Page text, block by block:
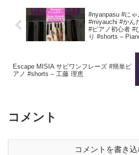
#nyanpasu #に
#miyauchi #かん
#ピアノ初心者 #
り #shorts –
Escape MISIA サビワンフレーズ #簡単ピ
アノ #shorts – 工藤 理恵
コメント
コメントを書き込